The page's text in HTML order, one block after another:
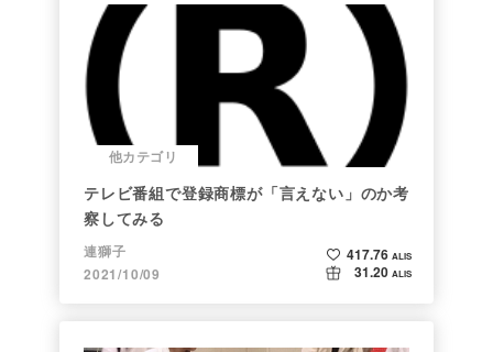
他カテゴリ
テレビ番組で登録商標が「言えない」のか考
察してみる
連獅子
2021/10/09
417.76 ALIS
31.20 ALIS